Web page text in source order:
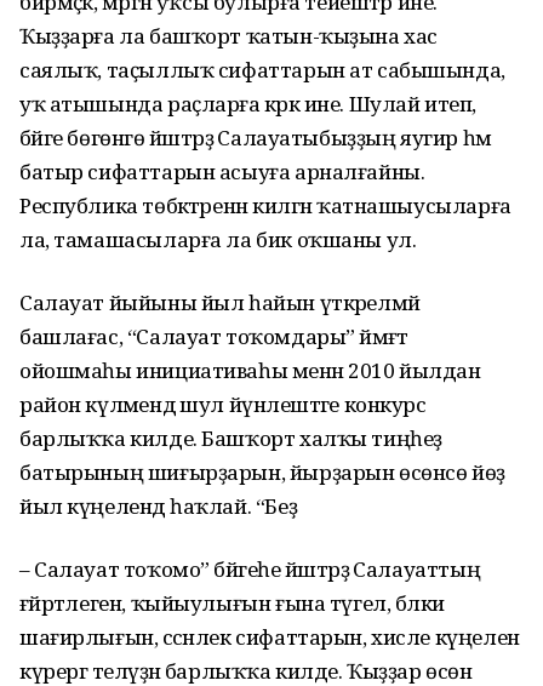
Ҡыҙҙарға ла башҡорт ҡатын-ҡыҙына хас
саялыҡ, таҫыллыҡ сифаттарын ат сабышында,
уҡ атышында раҫларға кәрәк ине. Шулай итеп,
бәйге бөгөнгө йәштәрҙә Салауатыбыҙҙың яугир һәм
батыр сифаттарын асыуға арналғайны.
Республика төбәктәренән килгән ҡатнашыусыларға
ла, тамашасыларға ла бик оҡшаны ул.
Салауат йыйыны йыл һайын үткәрелмәй
башлағас, “Салауат тоҡомдары” йәмәғәт
ойошмаһы инициативаһы менән 2010 йылдан
район күләмендә шул йүнәлештәге конкурс
барлыҡҡа килде. Башҡорт халҡы тиңһеҙ
батырының шиғырҙарын, йырҙарын өсөнсө йөҙ
йыл күңелендә һаҡлай. “Беҙ
– Салауат тоҡомо” бәйгеһе йәштәрҙә Салауаттың
ғәйрәтлеген, ҡыйыулығын ғына түгел, бәлки
шағирлығын, сәсәнлек сифаттарын, хисле күңелен
күрергә теләүҙән барлыҡҡа килде. Ҡыҙҙар өсөн